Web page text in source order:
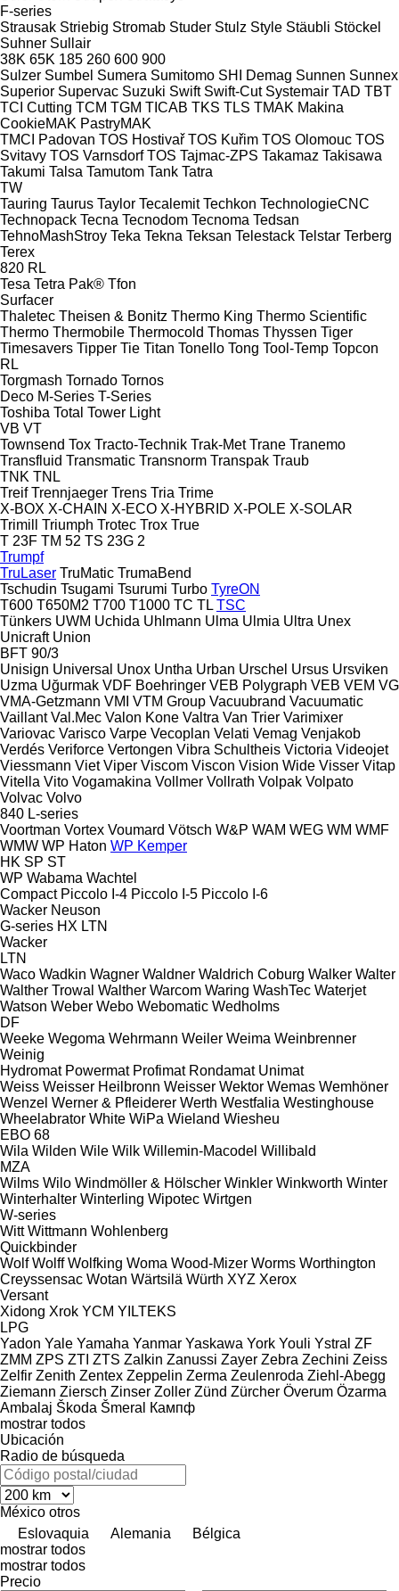
F-series
Strausak Striebig Stromab Studer Stulz Style Stäubli Stöckel
Suhner Sullair
38K 65K 185 260 600 900
Sulzer Sumbel Sumera Sumitomo SHI Demag Sunnen Sunnex
Superior Supervac Suzuki Swift Swift-Cut Systemair TAD TBT
TCI Cutting TCM TGM TICAB TKS TLS TMAK Makina
CookieMAK PastryMAK
TMCI Padovan TOS Hostivař TOS Kuřim TOS Olomouc TOS
Svitavy TOS Varnsdorf TOS Tajmac-ZPS Takamaz Takisawa
Takumi Talsa Tamutom Tank Tatra
TW
Tauring Taurus Taylor Tecalemit Techkon TechnologieCNC
Technopack Tecna Tecnodom Tecnoma Tedsan
TehnoMashStroy Teka Tekna Teksan Telestack Telstar Terberg
Terex
820 RL
Tesa Tetra Pak® Tfon
Surfacer
Thaletec Theisen & Bonitz Thermo King Thermo Scientific
Thermo Thermobile Thermocold Thomas Thyssen Tiger
Timesavers Tipper Tie Titan Tonello Tong Tool-Temp Topcon
RL
Torgmash Tornado Tornos
Deco M-Series T-Series
Toshiba Total Tower Light
VB VT
Townsend Tox Tracto-Technik Trak-Met Trane Tranemo
Transfluid Transmatic Transnorm Transpak Traub
TNK TNL
Treif Trennjaeger Trens Tria Trime
X-BOX X-CHAIN X-ECO X-HYBRID X-POLE X-SOLAR
Trimill
Triumph Trotec Trox True
T 23F TM 52 TS 23G 2
Trumpf
TruLaser TruMatic TrumaBend
Tschudin Tsugami Tsurumi Turbo TyreON
T600 T650M2 T700 T1000 TC TL TSC
Tünkers UWM Uchida Uhlmann Ulma Ulmia Ultra Unex
Unicraft Union
BFT 90/3
Unisign Universal Unox Untha Urban Urschel Ursus Ursviken
Uzma Uğurmak VDF Boehringer VEB Polygraph VEB VEM VG
VMA-Getzmann VMI VTM Group Vacuubrand Vacuumatic
Vaillant Val.Mec Valon Kone Valtra Van Trier Varimixer
Variovac Varisco Varpe Vecoplan Velati Vemag Venjakob
Verdés Veriforce Vertongen Vibra Schultheis Victoria Videojet
Viessmann Viet Viper Viscom Viscon Vision Wide Visser Vitap
Vitella Vito Vogamakina Vollmer Vollrath Volpak Volpato
Volvac Volvo
840 L-series
Voortman Vortex Voumard Vötsch W&P WAM WEG WM WMF
WMW WP Haton WP Kemper
HK SP ST
WP Wabama Wachtel
Compact Piccolo I-4 Piccolo I-5 Piccolo I-6
Wacker Neuson
G-series HX LTN
Wacker
LTN
Waco Wadkin Wagner Waldner Waldrich Coburg Walker Walter
Walther Trowal Walther Warcom Waring WashTec Waterjet
Watson Weber Webo Webomatic Wedholms
DF
Weeke Wegoma Wehrmann Weiler Weima Weinbrenner
Weinig
Hydromat Powermat Profimat Rondamat Unimat
Weiss Weisser Heilbronn Weisser Wektor Wemas Wemhöner
Wenzel Werner & Pfleiderer Werth Westfalia Westinghouse
Wheelabrator White WiPa Wieland Wiesheu
EBO 68
Wila Wilden Wile Wilk Willemin-Macodel Willibald
MZA
Wilms Wilo Windmöller & Hölscher Winkler Winkworth Winter
Winterhalter Winterling Wipotec Wirtgen
W-series
Witt Wittmann Wohlenberg
Quickbinder
Wolf Wolff Wolfking Woma Wood-Mizer Worms Worthington
Creyssensac Wotan Wärtsilä Würth XYZ Xerox
Versant
Xidong Xrok YCM YILTEKS
LPG
Yadon Yale Yamaha Yanmar Yaskawa York Youli Ystral ZF
ZMM ZPS ZTI ZTS Zalkin Zanussi Zayer Zebra Zechini Zeiss
Zelfir Zenith Zentex Zeppelin Zerma Zeulenroda Ziehl-Abegg
Ziemann Ziersch Zinser Zoller Zünd Zürcher Överum Özarma
Ambalaj Škoda Šmeral
Кампф
mostrar todos
Ubicación
Radio de búsqueda
México otros
Eslovaquia
Alemania
Bélgica
mostrar todos
mostrar todos
Precio